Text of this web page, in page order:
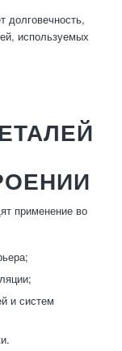
долговечность,
используемых
применение во
и систем